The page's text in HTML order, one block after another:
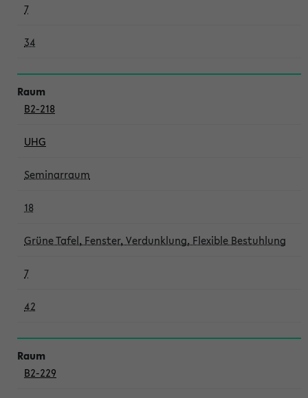
7
34
B2-218
UHG
Seminarraum
18
Grüne Tafel, Fenster, Verdunklung, Flexible Bestuhlung
7
42
B2-229